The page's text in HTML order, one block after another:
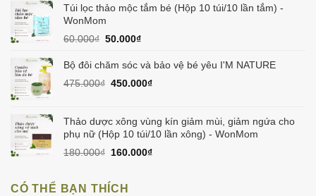
Túi lọc thảo mộc tắm bé (Hộp 10 túi/10 lần tắm) -
WonMom
60.000₫ Giá
là:
50.000₫Giá
tại
50.000₫.
Bộ đôi chăm sóc và bảo vệ bé yêu I'M NATURE
475.000₫ Giá
475.000₫.
450.000₫Giá
là:
450.000₫.
Thảo dược xông vùng kín giảm mùi, giảm ngứa cho
phụ nữ (Hộp 10 túi/10 lần xông) - WonMom
180.000₫ Giá
180.000₫.
160.000₫Giá
CÓ THỂ BẠN THÍCH